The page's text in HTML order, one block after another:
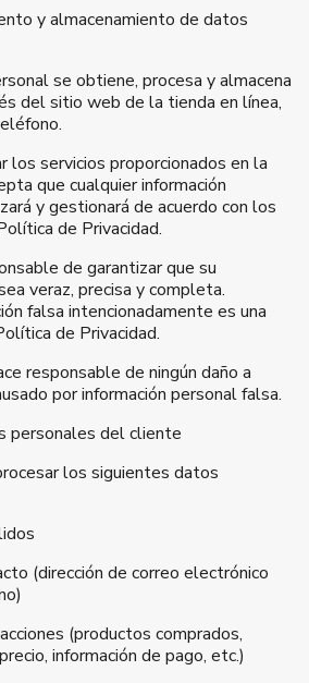
y almacenamiento de datos
se obtiene, procesa y almacena
del sitio web de la tienda en línea,
los servicios proporcionados en la
que cualquier información
y gestionará de acuerdo con los
de Privacidad.
de garantizar que su
veraz, precisa y completa.
falsa intencionadamente es una
de Privacidad.
responsable de ningún daño a
por información personal falsa.
personales del cliente
los siguientes datos
(dirección de correo electrónico
(productos comprados,
información de pago, etc.)